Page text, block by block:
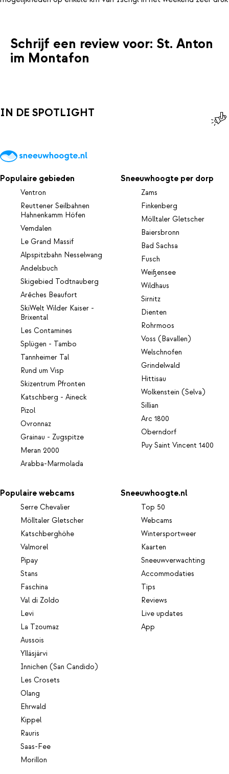
Schrijf een review voor: St. Anton
im Montafon
IN DE SPOTLIGHT
Populaire gebieden
Ventron
Reuttener Seilbahnen
Hahnenkamm Höfen
Vemdalen
Le Grand Massif
Alpspitzbahn Nesselwang
Andelsbuch
Skigebied Todtnauberg
Arêches Beaufort
SkiWelt Wilder Kaiser -
Brixental
Les Contamines
Splügen - Tambo
Tannheimer Tal
Rund um Visp
Skizentrum Pfronten
Katschberg - Aineck
Pizol
Ovronnaz
Grainau - Zugspitze
Meran 2000
Arabba-Marmolada
Sneeuwhoogte per dorp
Zams
Finkenberg
Mölltaler Gletscher
Baiersbronn
Bad Sachsa
Fusch
Weißensee
Wildhaus
Sirnitz
Dienten
Rohrmoos
Voss (Bavallen)
Welschnofen
Grindelwald
Hittisau
Wolkenstein (Selva)
Sillian
Arc 1800
Oberndorf
Puy Saint Vincent 1400
Populaire webcams
Serre Chevalier
Mölltaler Gletscher
Katschberghöhe
Valmorel
Pipay
Stans
Faschina
Val di Zoldo
Levi
La Tzoumaz
Aussois
Ylläsjärvi
Innichen (San Candido)
Les Crosets
Olang
Ehrwald
Kippel
Rauris
Saas-Fee
Morillon
Sneeuwhoogte.nl
Top 50
Webcams
Wintersportweer
Kaarten
Sneeuwverwachting
Accommodaties
Tips
Reviews
Live updates
App